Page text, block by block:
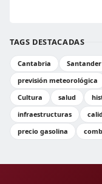
TAGS DESTACADAS
Cantabria Santander
previsión meteorológica
Cultura
salud
infraestructuras
precio gasolina